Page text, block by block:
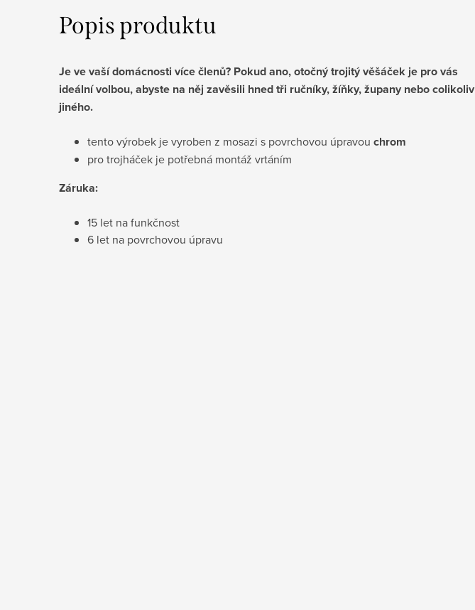
Popis produktu
Je ve vaší domácnosti více členů? Pokud ano, otočný trojitý věšáček je pro vás
ideální volbou, abyste na něj zavěsili hned tři ručníky, žíňky, župany nebo colikoliv
jiného.
tento výrobek je vyroben z mosazi s povrchovou úpravou chrom
pro trojháček je potřebná montáž vrtáním
Záruka:
15 let na funkčnost
​6 let na povrchovou úpravu